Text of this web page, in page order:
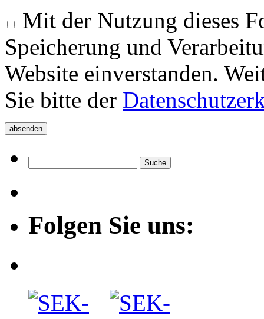
Mit der Nutzung dieses
Speicherung und
Website einverstanden.
Sie bitte der
Folgen Sie uns: